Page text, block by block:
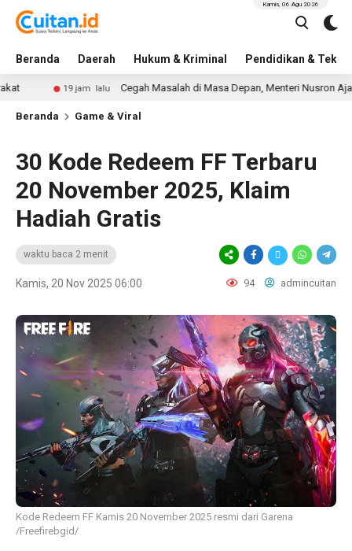
Beranda Daerah Hukum & Kriminal Pendidikan &
Kamis, 06 Agu 2026
19 jam lalu Cegah Masalah di Masa Depan, Menteri Nusron Ajak Pemda
Beranda Game & Viral
30 Kode Redeem FF Terbaru
20 November 2025, Klaim
Hadiah Gratis
waktu baca 2 menit
Kamis, 20 Nov 2025 06:00 94 admincuitan
Kode Redeem FF Kamis 20 November 2025 resmi dari Garena
/Freefirebgid/